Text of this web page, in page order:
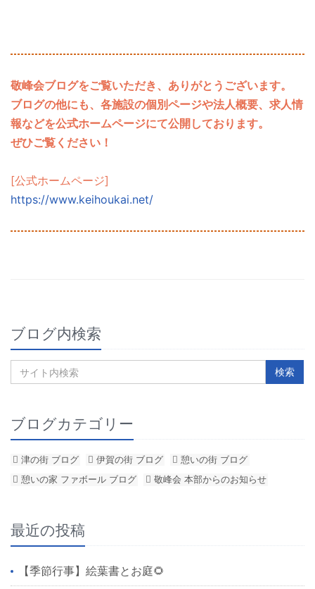
敬峰会ブログをご覧いただき、ありがとうございます。
ブログの他にも、各施設の個別ページや法人概要、求人情
報などを公式ホームページにて公開しております。
ぜひご覧ください！
[公式ホームページ]
https://www.keihoukai.net/
ブログ内検索
ブログカテゴリー
津の街 ブログ 伊賀の街 ブログ
憩いの街 ブログ
憩いの家 ファボール ブログ
敬峰会 本部からのお知らせ
最近の投稿
【季節行事】絵葉書とお庭🌻